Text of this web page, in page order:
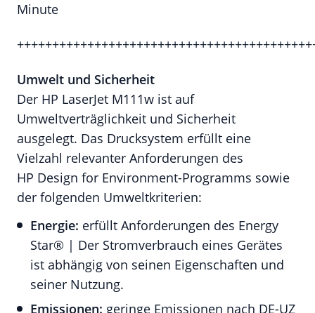
Minute
Umwelt und Sicherheit
Der HP LaserJet M111w ist auf
Umweltverträglichkeit und Sicherheit
ausgelegt. Das Drucksystem erfüllt eine
Vielzahl relevanter Anforderungen des
HP Design for Environment-Programms sowie
der folgenden Umweltkriterien:
Energie: erfüllt Anforderungen des Energy
Star® | Der Stromverbrauch eines Gerätes
ist abhängig von seinen Eigenschaften und
seiner Nutzung.
Emissionen: geringe Emissionen nach DE-UZ